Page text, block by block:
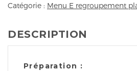
Catégorie : Menu E regroupement
DESCRIPTION
Préparation :